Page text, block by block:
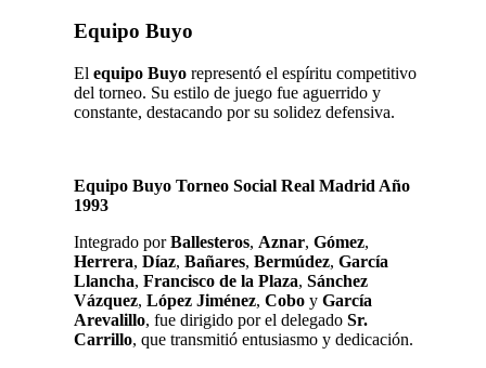
Equipo Buyo
El equipo Buyo representó el espíritu competitivo
del torneo. Su estilo de juego fue aguerrido y
constante, destacando por su solidez defensiva.
Equipo Buyo Torneo Social Real Madrid Año
1993
Integrado porBallesteros, Aznar, Gómez,
Herrera, Díaz, Bañares, Bermúdez, García
Llancha, Francisco de la Plaza, Sánchez
Vázquez, López Jiménez, Cobo y García
Arevalillo, fue dirigido por el delegado Sr.
Carrillo, que transmitió entusiasmo y dedicación.